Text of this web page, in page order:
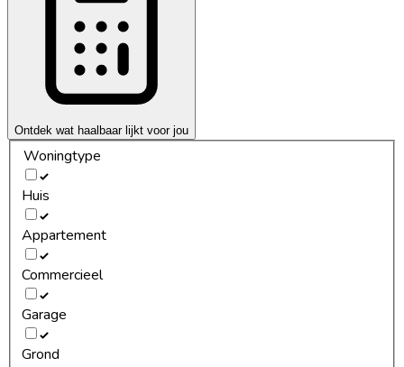
Ontdek wat haalbaar lijkt voor jou
Woningtype
Huis
Appartement
Commercieel
Garage
Grond